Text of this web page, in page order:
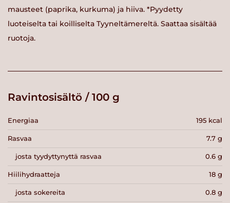
mausteet (paprika, kurkuma) ja hiiva. *Pyydetty
luoteiselta tai koilliselta Tyyneltämereltä. Saattaa sisältää
ruotoja.
Ravintosisältö / 100 g
Energiaa 195 kcal
Rasvaa 7.7 g
josta tyydyttynyttä rasvaa 0.6 g
Hiilihydraatteja 18 g
josta sokereita 0.8 g